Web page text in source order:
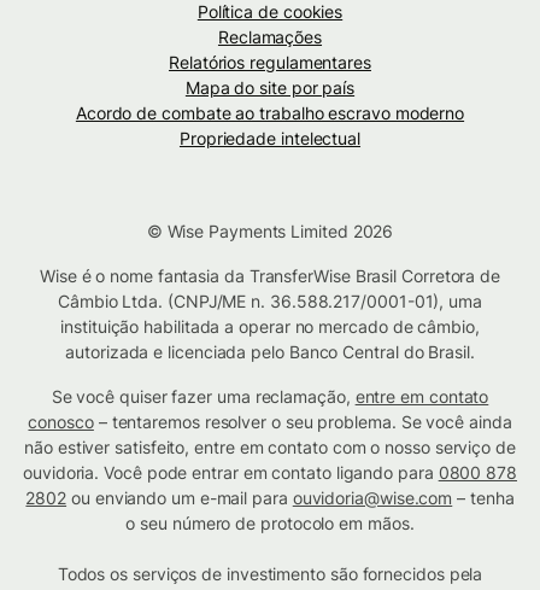
Política de cookies
Reclamações
Relatórios regulamentares
Mapa do site por país
Acordo de combate ao trabalho escravo moderno
Propriedade intelectual
© Wise Payments Limited 2026
Wise é o nome fantasia da TransferWise Brasil Corretora de
Câmbio Ltda. (CNPJ/ME n. 36.588.217/0001-01), uma
instituição habilitada a operar no mercado de câmbio,
autorizada e licenciada pelo Banco Central do Brasil.
Se você quiser fazer uma reclamação, entre em contato
conosco– tentaremos resolver o seu problema. Se você ainda
não estiver satisfeito, entre em contato com o nosso serviço de
ouvidoria. Você pode entrar em contato ligando para 0800 878
2802 ou enviando um e-mail para ouvidoria@wise.com – tenha
o seu número de protocolo em mãos.
Todos os serviços de investimento são fornecidos pela